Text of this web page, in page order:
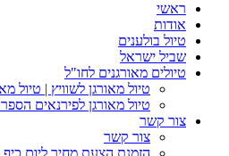
ראשי
אודות
טיול בולענים
שביל ישראל
טיולים מאורגנים לחו"ל
טיול מאורגן לשוויץ | טיול
טיול מאורגן לפירנאים
צור קשר
צור קשר
הזמנת הצעת מחיר ליום כיף